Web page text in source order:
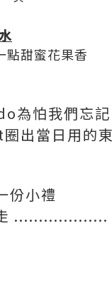
甜蜜花果香
為怕我們忘記
出當日用的
份小禮